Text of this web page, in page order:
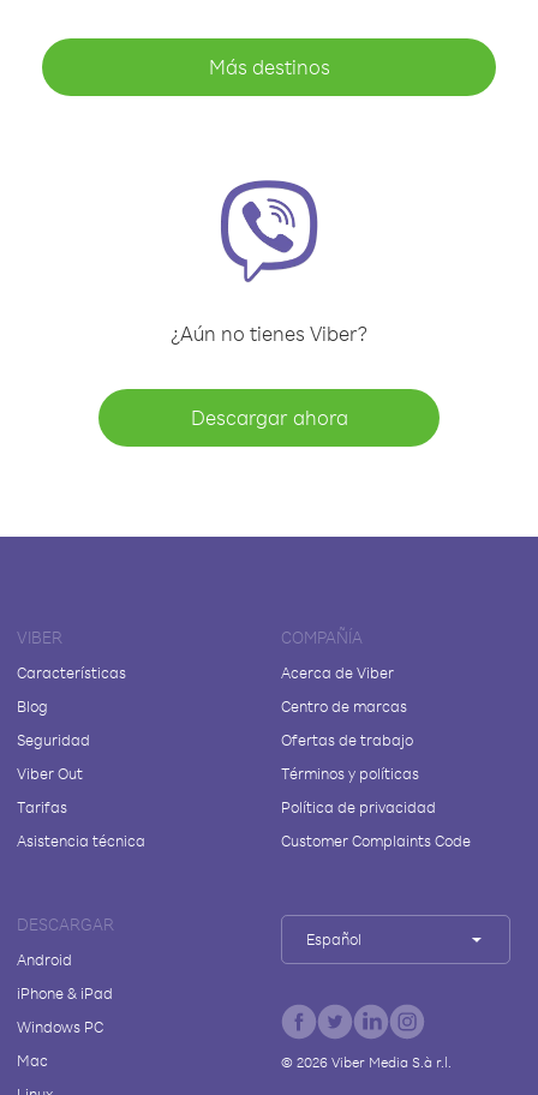
Más destinos
¿Aún no tienes Viber?
Descargar ahora
VIBER
Características
Blog
Seguridad
Viber Out
Tarifas
Asistencia técnica
COMPAÑÍA
Acerca de Viber
Centro de marcas
Ofertas de trabajo
Términos y políticas
Política de privacidad
Customer Complaints Code
DESCARGAR
Android
iPhone & iPad
Windows PC
Mac
Español
© 2026Viber Media S.à r.l.